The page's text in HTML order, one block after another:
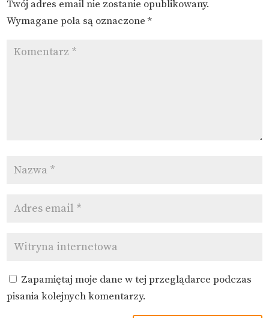
Twój adres email nie zostanie opublikowany.
Wymagane pola są oznaczone*
Zapamiętaj moje dane w tej przeglądarce podczas
pisania kolejnych komentarzy.